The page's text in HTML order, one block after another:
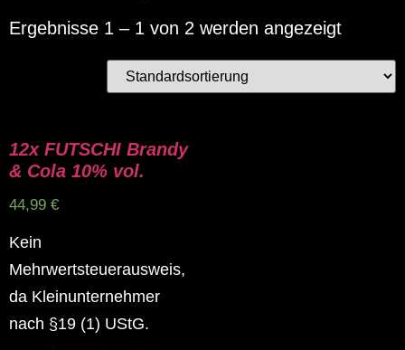
Ergebnisse 1 – 1 von 2 werden angezeigt
12x FUTSCHI Brandy
& Cola 10% vol.
44,99 €
Kein
Mehrwertsteuerausweis,
da Kleinunternehmer
nach §19 (1) UStG.